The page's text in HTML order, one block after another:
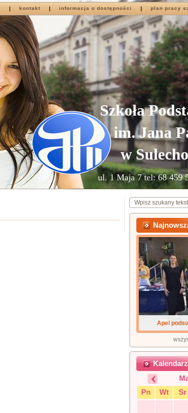
kontakt informacja o dostępności plan pracy
Szkoła
im. Jana
w
ul. 1 Maja 7 tel: 68 459
Apel
Pn
Wt Sr